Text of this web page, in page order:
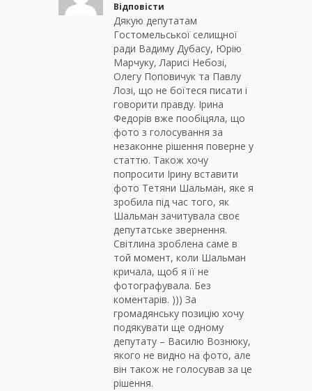
Відповісти
Дякую депутатам
Гостомельської селищної
ради Вадиму Дубасу, Юрію
Марчуку, Ларисі Небозі,
Олегу Поповичук та Павлу
Лозі, що не боїтеся писати і
говорити правду. Ірина
Федорів вже пообіцяла, що
фото з голосування за
незаконне рішення поверне у
статтю. Також хочу
попросити Ірину вставити
фото Тетяни Шальман, яке я
зробила під час того, як
Шальман зачитувала своє
депутатське звернення.
Світлина зроблена саме в
той момент, коли Шальман
кричала, щоб я її не
фотографувала. Без
коментарів. ))) За
громадянську позицію хочу
подякувати ще одному
депутату – Василю Вознюку,
якого не видно на фото, але
він також не голосував за це
рішення.